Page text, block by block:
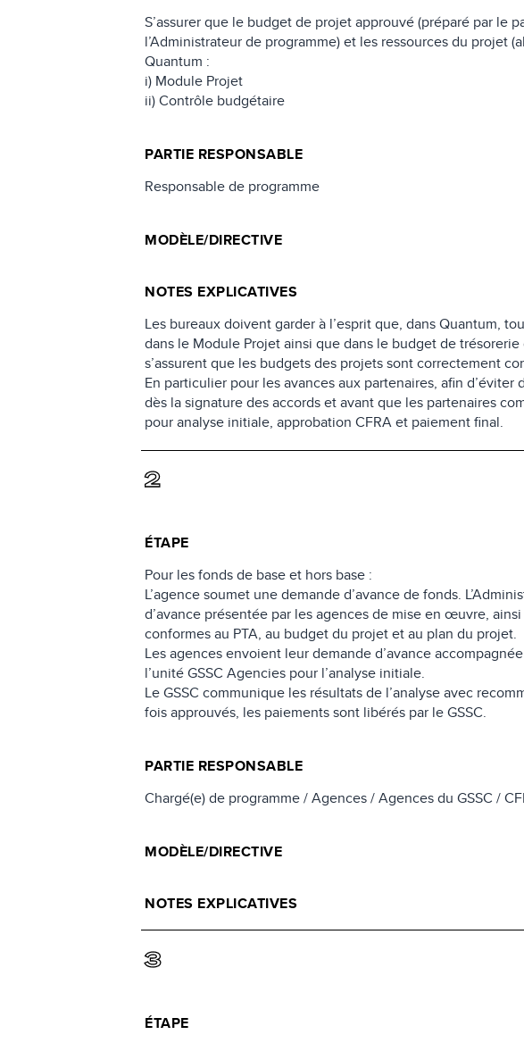
S’assurer que le budget de projet approuvé (préparé par
l’Administrateur de programme) et les ressources du projet
Quantum :
i) Module Projet
ii) Contrôle budgétaire
PARTIE RESPONSABLE
Responsable de programme
MODÈLE/DIRECTIVE
NOTES EXPLICATIVES
Les bureaux doivent garder à l’esprit que, dans Quantum,
dans le Module Projet ainsi que dans le budget de
s’assurent que les budgets des projets sont correctement
En particulier pour les avances aux partenaires, afin
dès la signature des accords et avant que les partenaires
pour analyse initiale, approbation CFRA et paiement final.
2
ÉTAPE
Pour les fonds de base et hors base :
L’agence soumet une demande d’avance de fonds.
d’avance présentée par les agences de mise en œuvre,
conformes au PTA, au budget du projet et au plan du projet.
Les agences envoient leur demande d’avance
l’unité GSSC Agencies pour l’analyse initiale.
Le GSSC communique les résultats de l’analyse avec
fois approuvés, les paiements sont libérés par le GSSC.
PARTIE RESPONSABLE
Chargé(e) de programme / Agences / Agences du GSSC /
MODÈLE/DIRECTIVE
NOTES EXPLICATIVES
3
ÉTAPE